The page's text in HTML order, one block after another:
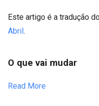
Este artigo é a tradução
Abril.
O que vai mudar
Read More